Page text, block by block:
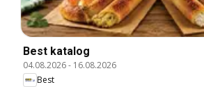
Best katalog
04.08.2026- 16.08.2026
Best